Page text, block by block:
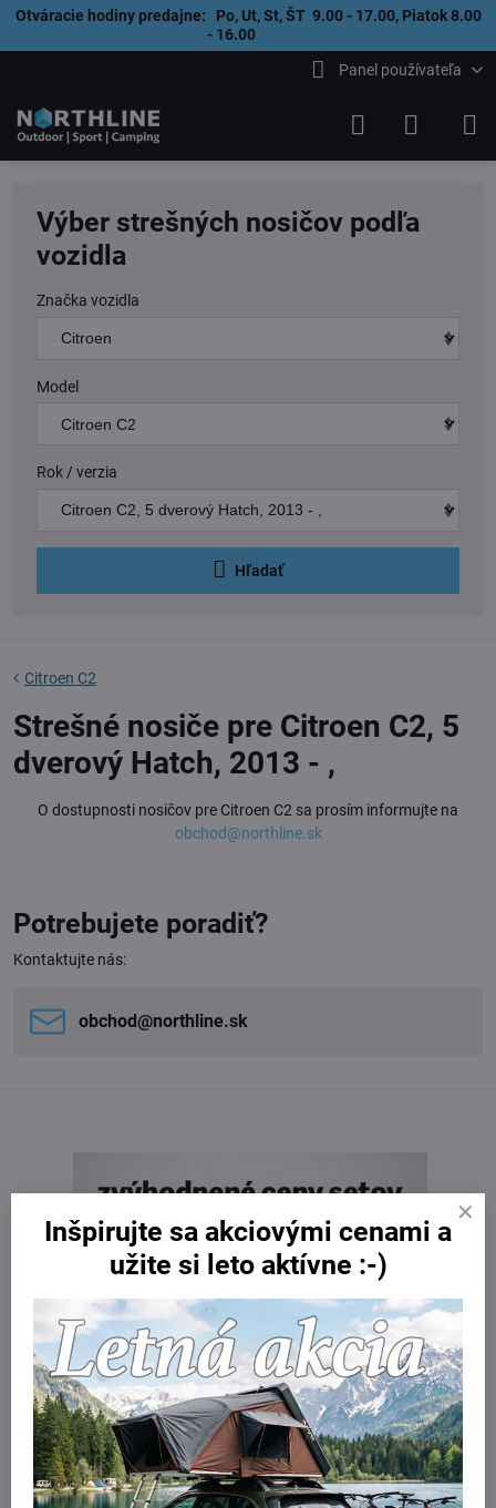
Otváracie hodiny predajne: Po, Ut, St, ŠT 9.00 - 17.00, Piatok 8.00
- 16.00
Panel používateľa
Výber strešných nosičov podľa
vozidla
Značka vozidla
Model
Rok / verzia
Hľadať
Citroen C2
Strešné nosiče pre Citroen C2, 5
dverový Hatch, 2013 - ,
O dostupnosti nosičov pre Citroen C2 sa prosím informujte na
obchod@northline.sk
Potrebujete poradiť?
Kontaktujte nás:
obchod​@northline​.sk
Inšpirujte sa akciovými cenami a
užite si leto aktívne :-)